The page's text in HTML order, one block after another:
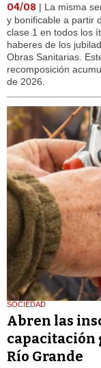
04/08 | La misma
y bonificable a partir
clase 1 en todos los
haberes de los
Obras Sanitarias.
recomposición
de 2026.
SOCIEDAD
Abren las
capacitación
Río Grande